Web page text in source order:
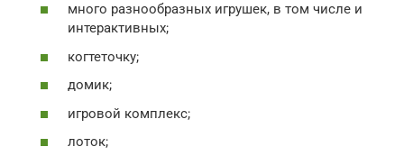
много разнообразных игрушек, в том числе и
интерактивных;
когтеточку;
домик;
игровой комплекс;
лоток;